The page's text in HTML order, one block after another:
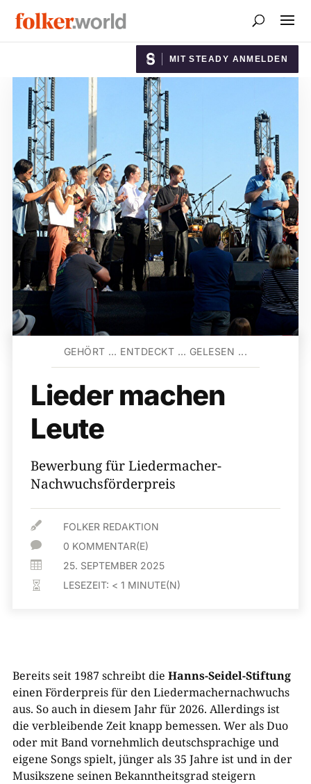
MIT STEADY ANMELDEN
GEHÖRT … ENTDECKT … GELESEN ...
Lieder machen
Leute
Bewerbung für Liedermacher-
Nachwuchsförderpreis
 FOLKER REDAKTION
 0 KOMMENTAR(E)
 25. SEPTEMBER 2025
 LESEZEIT: < 1 MINUTE(N)
Bereits seit 1987 schreibt die Hanns-Seidel-Stiftung
einen Förderpreis für den Liedermachernachwuchs
aus. So auch in diesem Jahr für 2026. Allerdings ist
die verbleibende Zeit knapp bemessen. Wer als Duo
oder mit Band vornehmlich deutschsprachige und
eigene Songs spielt, jünger als 35 Jahre ist und in der
Musikszene seinen Bekanntheitsgrad steigern